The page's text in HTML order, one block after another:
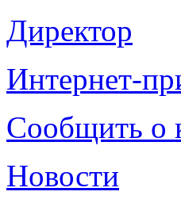
Директор
Интернет-
Сообщить о
Новости